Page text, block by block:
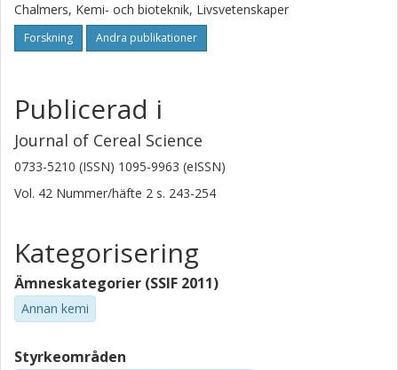
Chalmers, Kemi- och bioteknik, Livsvetenskaper
Forskning Andra publikationer
Publicerad i
Journal of Cereal Science
0733-5210 (ISSN) 1095-9963 (eISSN)
Vol. 42 Nummer/häfte 2 s. 243-254
Kategorisering
Ämneskategorier (SSIF 2011)
Annan kemi
Styrkeområden